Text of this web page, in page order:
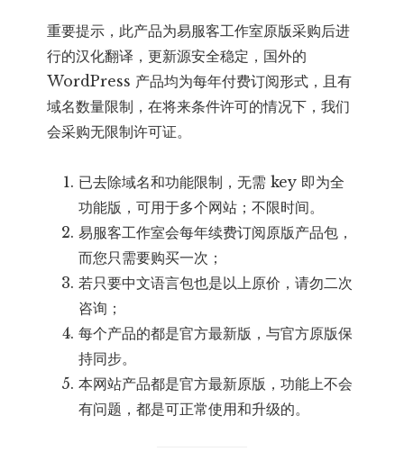
重要提示，此产品为易服客工作室原版采购后进
行的汉化翻译，更新源安全稳定，国外的
WordPress 产品均为每年付费订阅形式，且有
域名数量限制，在将来条件许可的情况下，我们
会采购无限制许可证。
已去除域名和功能限制，无需 key 即为全
功能版，可用于多个网站；不限时间。
易服客工作室会每年续费订阅原版产品包，
而您只需要购买一次；
若只要中文语言包也是以上原价，请勿二次
咨询；
每个产品的都是官方最新版，与官方原版保
持同步。
本网站产品都是官方最新原版，功能上不会
有问题，都是可正常使用和升级的。